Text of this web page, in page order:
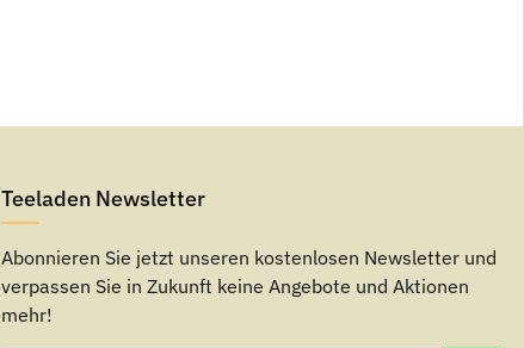
Teeladen Newsletter
Abonnieren Sie jetzt unseren kostenlosen Newsletter und
verpassen Sie in Zukunft keine Angebote und Aktionen
mehr!